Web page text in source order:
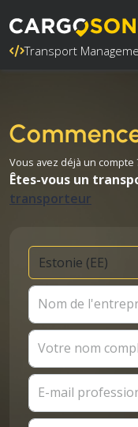
Transport
Vous avez déjà un compte
Êtes-vous un
transporteur
Nom de
Votre nom
E-mail